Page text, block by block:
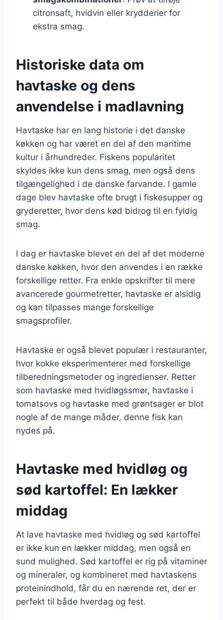
citronsaft, hvidvin eller krydderier for
ekstra smag.
Historiske data om
havtaske og dens
anvendelse i madlavning
Havtaske har en lang historie i det danske
køkken og har været en del af den maritime
kultur i århundreder. Fiskens popularitet
skyldes ikke kun dens smag, men også dens
tilgængelighed i de danske farvande. I gamle
dage blev havtaske ofte brugt i fiskesupper og
gryderetter, hvor dens kød bidrog til en fyldig
smag.
I dag er havtaske blevet en del af det moderne
danske køkken, hvor den anvendes i en række
forskellige retter. Fra enkle opskrifter til mere
avancerede gourmetretter, havtaske er alsidig
og kan tilpasses mange forskellige
smagsprofiler.
Havtaske er også blevet populær i restauranter,
hvor kokke eksperimenterer med forskellige
tilberedningsmetoder og ingredienser. Retter
som havtaske med hvidløgssmør, havtaske i
tomatsovs og havtaske med grøntsager er blot
nogle af de mange måder, denne fisk kan
nydes på.
Havtaske med hvidløg og
sød kartoffel: En lækker
middag
At lave havtaske med hvidløg og sød kartoffel
er ikke kun en lækker middag, men også en
sund mulighed. Sød kartoffel er rig på vitaminer
og mineraler, og kombineret med havtaskens
proteinindhold, får du en nærende ret, der er
perfekt til både hverdag og fest.